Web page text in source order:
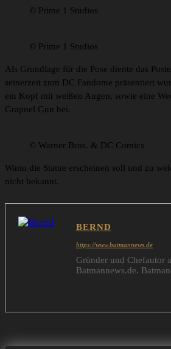
© Prime 1 Studios
© Prime 1 Studios
Als Grundlage für die Pose diente das
seinerzeit zum DC Fandome präsentiert
ein Kopf mit weißen Augen, sowie eine
Grapnel Gun bei.
© Warner Bros. & DC Comics
Wann die Statue erscheinen soll und zu
nicht bekannt.
BERND
https://www.batmannews.de
Gründer und Chefautor
Batmannews.de.